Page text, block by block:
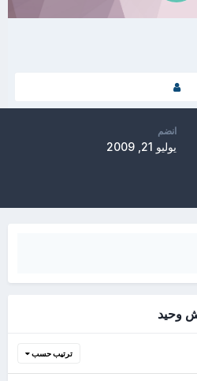
انضم
يوليو 21, 2009
ترتيب حسب